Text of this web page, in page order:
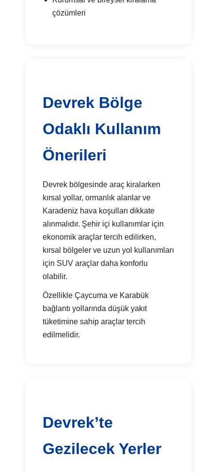
çözümleri
Devrek Bölge
Odaklı Kullanım
Önerileri
Devrek bölgesinde araç kiralarken
kırsal yollar, ormanlık alanlar ve
Karadeniz hava koşulları dikkate
alınmalıdır. Şehir içi kullanımlar için
ekonomik araçlar tercih edilirken,
kırsal bölgeler ve uzun yol kullanımları
için SUV araçlar daha konforlu
olabilir.
Özellikle Çaycuma ve Karabük
bağlantı yollarında düşük yakıt
tüketimine sahip araçlar tercih
edilmelidir.
Devrek’te
Gezilecek Yerler